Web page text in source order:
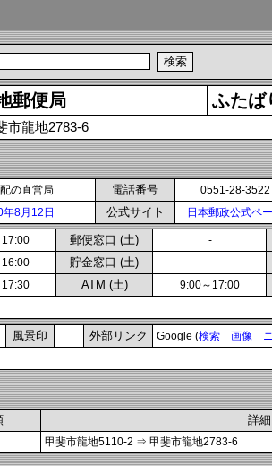
郵便局 ふたば
市龍地2783-6
の直営局 電話番号 0551-28-3522
8月12日 公式サイト 日本郵政公式ペ
郵便窓口 (土) -
貯金窓口 (土) -
ATM (土) 9:00～17:00
風景印 外部リンク Google (検索 画像
詳細
甲斐市龍地5110-2 ⇒ 甲斐市龍地2783-6